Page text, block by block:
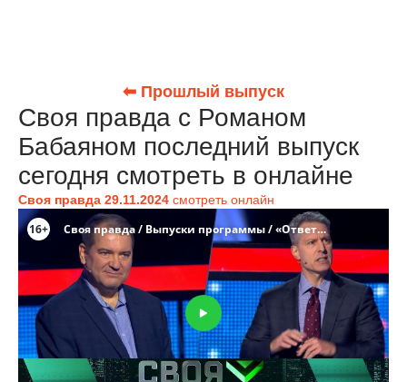
⬅ Прошлый выпуск
Своя правда с Романом
Бабаяном последний выпуск
сегодня смотреть в онлайне
Своя правда 29.11.2024 смотреть онлайн